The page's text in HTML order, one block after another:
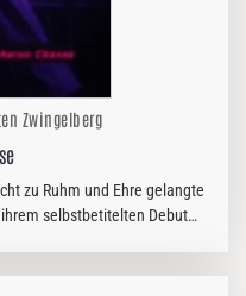
Zwingelberg
zu Ruhm und Ehre gelangte
ihrem selbstbetitelten Debut